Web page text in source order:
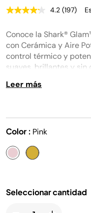
4.2 Lea
Enlace
en
la
misma
página.
(197)
Conoce la Shark®
con Cerámica y Aire
control térmico y
suaves, brillantes y sin
liso y ondulado.
Leer más
Color : Pink
Seleccionar cantidad